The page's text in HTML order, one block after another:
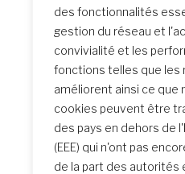
des fonctionnalités
gestion du réseau et
convivialité et les
fonctions telles que les
améliorent ainsi ce que
cookies peuvent être
des pays en dehors de
(EEE) qui n'ont pas
de la part des